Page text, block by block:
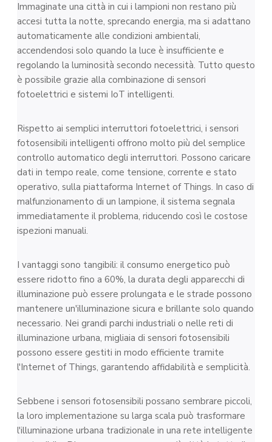
Immaginate una città in cui i lampioni non restano più
accesi tutta la notte, sprecando energia, ma si adattano
automaticamente alle condizioni ambientali,
accendendosi solo quando la luce è insufficiente e
regolando la luminosità secondo necessità. Tutto questo
è possibile grazie alla combinazione di sensori
fotoelettrici e sistemi IoT intelligenti.
Rispetto ai semplici interruttori fotoelettrici, i sensori
fotosensibili intelligenti offrono molto più del semplice
controllo automatico degli interruttori. Possono caricare
dati in tempo reale, come tensione, corrente e stato
operativo, sulla piattaforma Internet of Things. In caso di
malfunzionamento di un lampione, il sistema segnala
immediatamente il problema, riducendo così le costose
ispezioni manuali.
I vantaggi sono tangibili: il consumo energetico può
essere ridotto fino a 60%, la durata degli apparecchi di
illuminazione può essere prolungata e le strade possono
mantenere un'illuminazione sicura e brillante solo quando
necessario. Nei grandi parchi industriali o nelle reti di
illuminazione urbana, migliaia di sensori fotosensibili
possono essere gestiti in modo efficiente tramite
l'Internet of Things, garantendo affidabilità e semplicità.
Sebbene i sensori fotosensibili possano sembrare piccoli,
la loro implementazione su larga scala può trasformare
l'illuminazione urbana tradizionale in una rete intelligente